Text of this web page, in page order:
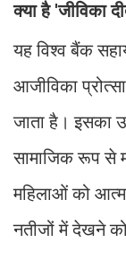
क्या है 'जीविका
यह विश्व बैंक
आजीविका
जाता है। इसका
सामाजिक रूप से
महिलाओं को
नतीजों में देखने